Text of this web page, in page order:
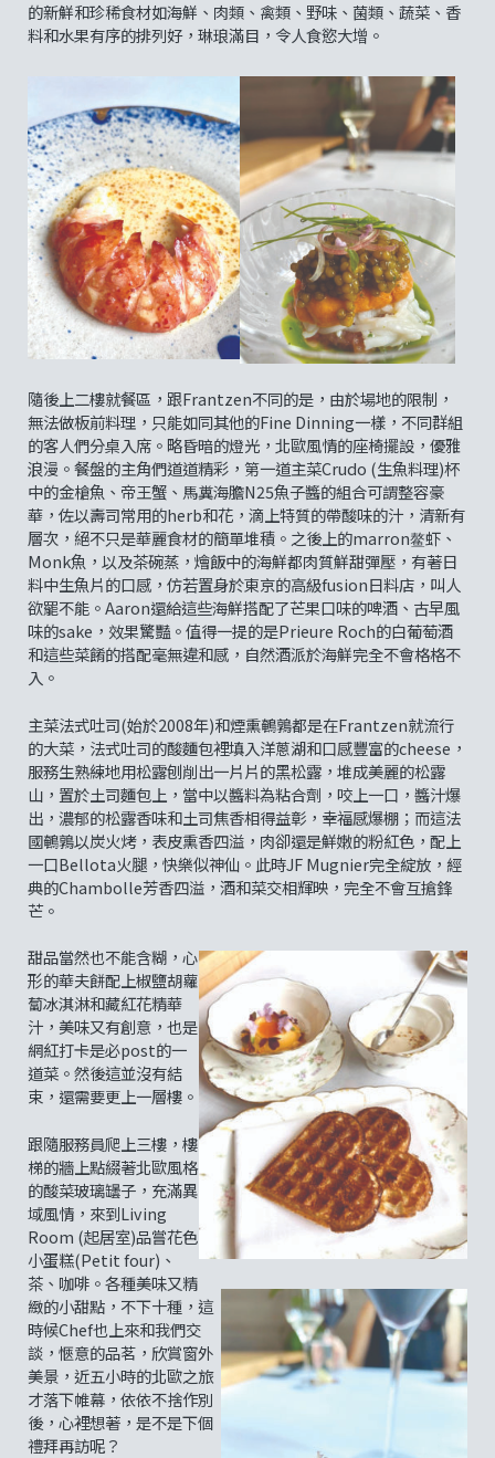
的新鮮和珍稀食材如海鮮、肉類、禽類、野味、菌類、蔬菜、香
料和水果有序的排列好，琳琅滿目，令人食慾大增。
隨後上二樓就餐區，跟Frantzen不同的是，由於場地的限制，
無法做板前料理，只能如同其他的Fine Dinning一樣，不同群組
的客人們分桌入席。略昏暗的燈光，北歐風情的座椅擺設，優雅
浪漫。餐盤的主角們道道精彩，第一道主菜Crudo (生魚料理)杯
中的金槍魚、帝王蟹、馬糞海膽N25魚子醬的組合可謂整容豪
華，佐以壽司常用的herb和花，滴上特質的帶酸味的汁，清新有
層次，絕不只是華麗食材的簡單堆積。之後上的marron鳌虾、
Monk魚，以及茶碗蒸，燴飯中的海鮮都肉質鮮甜彈壓，有著日
料中生魚片的口感，仿若置身於東京的高級fusion日料店，叫人
欲罷不能。Aaron還給這些海鮮搭配了芒果口味的啤酒、古早風
味的sake，效果驚豔。值得一提的是Prieure Roch的白葡萄酒
和這些菜餚的搭配毫無違和感，自然酒派於海鮮完全不會格格不
入。
主菜法式吐司(始於2008年)和煙熏鵪鶉都是在Frantzen就流行
的大菜，法式吐司的酸麵包裡填入洋蔥湖和口感豐富的cheese，
服務生熟練地用松露刨削出一片片的黑松露，堆成美麗的松露
山，置於土司麵包上，當中以醬料為粘合劑，咬上一口，醬汁爆
出，濃郁的松露香味和土司焦香相得益彰，幸福感爆棚；而這法
國鵪鶉以炭火烤，表皮熏香四溢，肉卻還是鮮嫩的粉紅色，配上
一口Bellota火腿，快樂似神仙。此時JF Mugnier完全綻放，經
典的Chambolle芳香四溢，酒和菜交相輝映，完全不會互搶鋒
芒。
甜品當然也不能含糊，心
形的華夫餅配上椒鹽胡蘿
蔔冰淇淋和藏紅花精華
汁，美味又有創意，也是
網紅打卡是必post的一
道菜。然後這並沒有結
束，還需要更上一層樓。
跟隨服務員爬上三樓，樓
梯的牆上點綴著北歐風格
的酸菜玻璃罎子，充滿異
域風情，來到Living
Room (起居室)品嘗花色
小蛋糕(Petit four)、
茶、咖啡。各種美味又精
緻的小甜點，不下十種，這
時候Chef也上來和我們交
談，愜意的品茗，欣賞窗外
美景，近五小時的北歐之旅
才落下帷幕，依依不捨作別
後，心裡想著，是不是下個
禮拜再訪呢？